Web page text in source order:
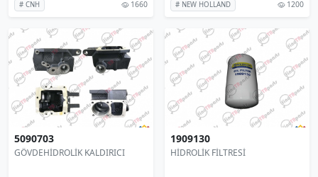
# CNH 1660 # NEW HOLLAND 1200
5090703
GÖVDEHİDROLİK KALDIRICI
1909130
HİDROLİK FİLTRESİ